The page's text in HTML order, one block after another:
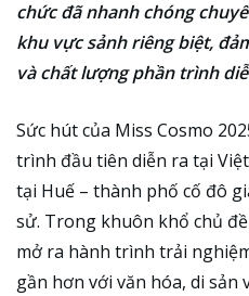
chức đã nhanh chóng
khu vực sảnh riêng biệt,
và chất lượng phần trình
Sức hút của Miss Cosmo
trình đầu tiên diễn ra tại
tại Huế – thành phố cố đô
sử. Trong khuôn khổ chủ
mở ra hành trình trải
gần hơn với văn hóa, di